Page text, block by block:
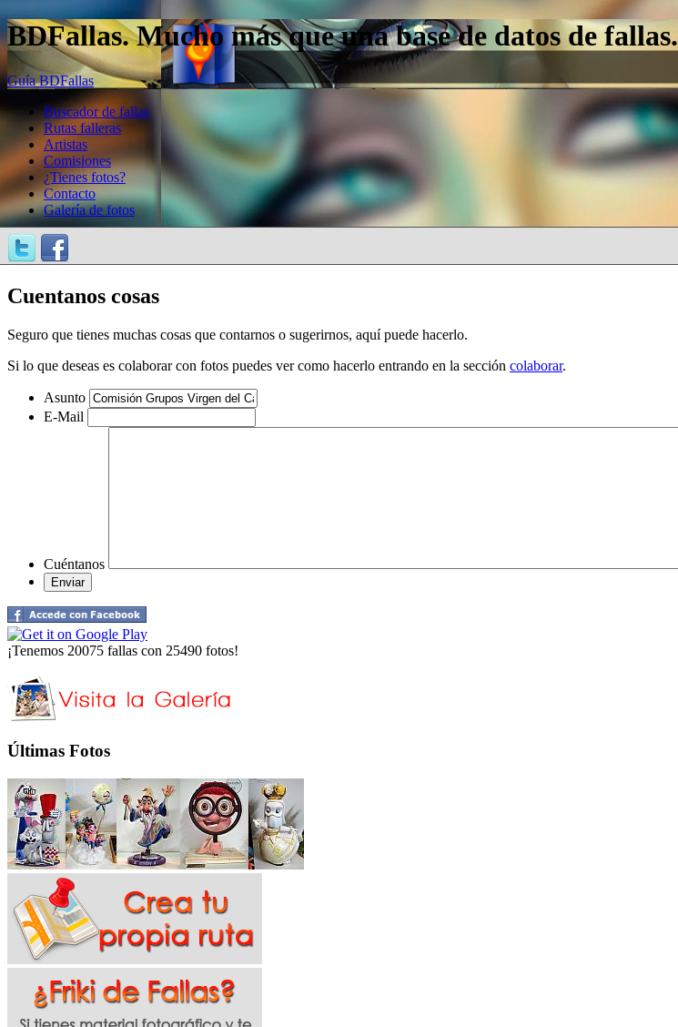
BDFallas. Mucho más que una base de datos de fallas.
Guía BDFallas
Buscador de fallas
Rutas falleras
Artistas
Comisiones
¿Tienes fotos?
Contacto
Galería de fotos
Cuentanos cosas
Seguro que tienes muchas cosas que contarnos o sugerirnos, aquí puede hacerlo.
Si lo que deseas es colaborar con fotos puedes ver como hacerlo entrando en la sección colaborar.
Asunto
E-Mail
Cuéntanos
¡Tenemos 20075 fallas con 25490 fotos!
Últimas Fotos